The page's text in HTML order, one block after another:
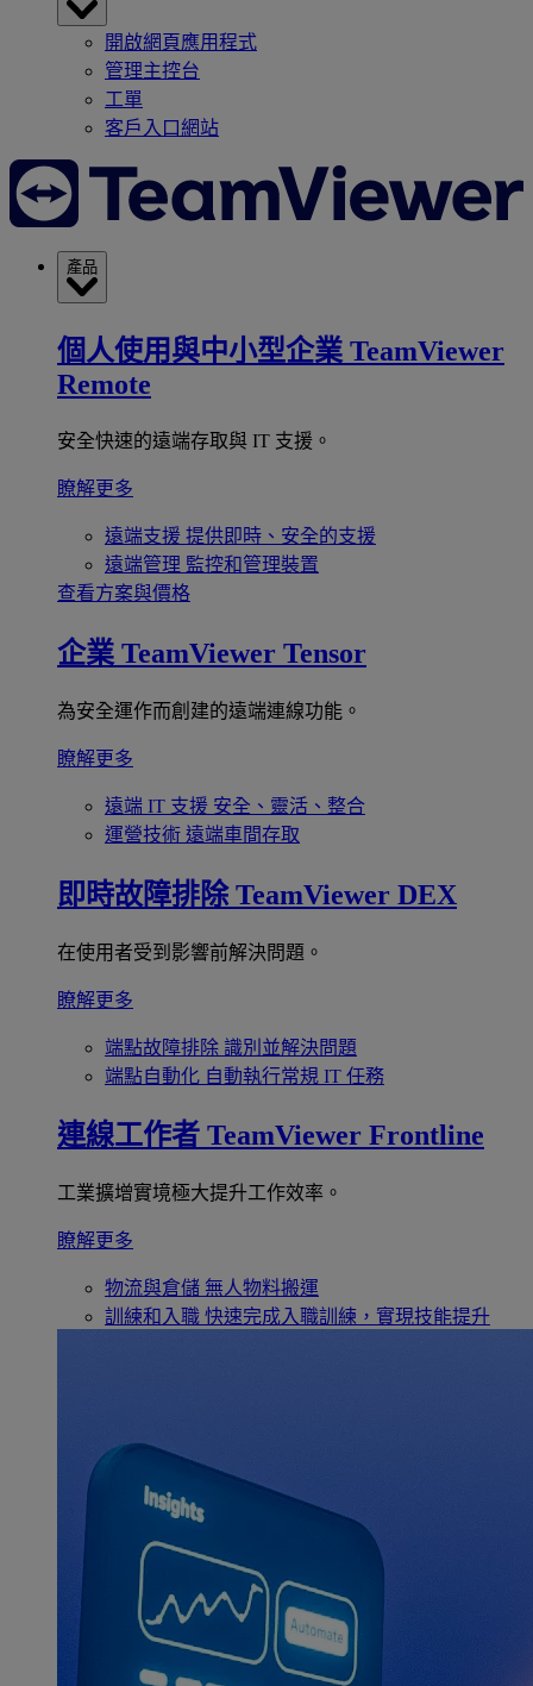
開啟網頁應用程式
管理主控台
工單
客戶入口網站
產品
個人使用與中小型企業 TeamViewer
Remote
安全快速的遠端存取與 IT 支援。
瞭解更多
遠端支援 提供即時、安全的支援
遠端管理 監控和管理裝置
查看方案與價格
企業 TeamViewer Tensor
為安全運作而創建的遠端連線功能。
瞭解更多
遠端 IT 支援 安全、靈活、整合
運營技術 遠端車間存取
即時故障排除 TeamViewer DEX
在使用者受到影響前解決問題。
瞭解更多
端點故障排除 識別並解決問題
端點自動化 自動執行常規 IT 任務
連線工作者 TeamViewer Frontline
工業擴增實境極大提升工作效率。
瞭解更多
物流與倉儲 無人物料搬運
訓練和入職 快速完成入職訓練，實現技能提升